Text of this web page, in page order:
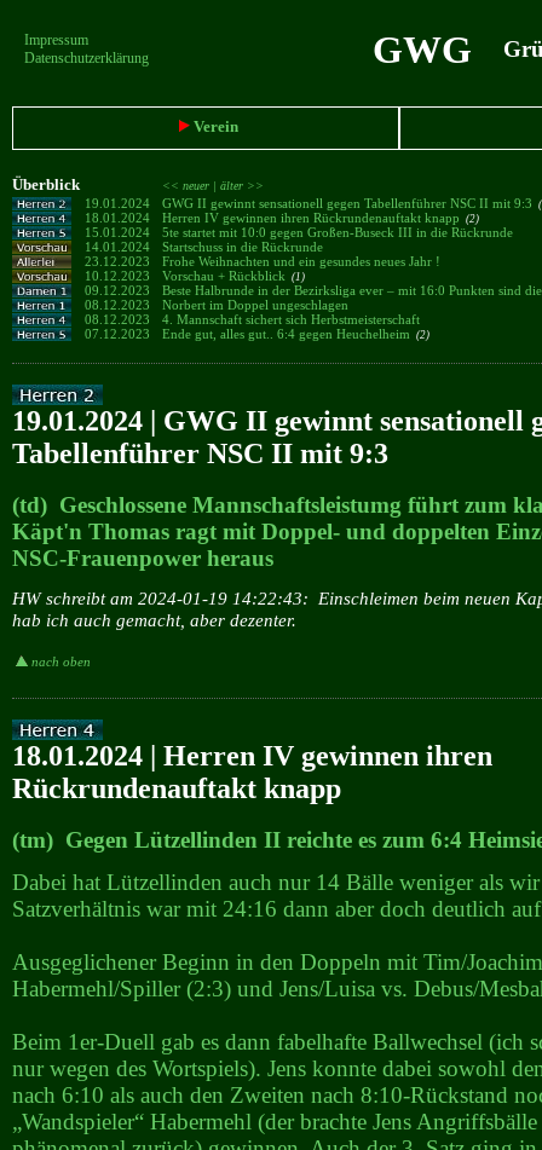
Impressum
Datenschutzerklärung
GWG
Verein
Überblick << neuer | älter >>
19.01.2024
GWG II gewinnt sensationell gegen Tabellenführer NSC II mit 9:3
18.01.2024 Herren IV gewinnen ihren Rückrundenauftakt knapp (2)
15.01.2024
5te startet mit 10:0 gegen Großen-Buseck III in die Rückrunde
14.01.2024
Startschuss in die Rückrunde
23.12.2023
Frohe Weihnachten und ein gesundes neues Jahr !
10.12.2023
Vorschau + Rückblick (1)
09.12.2023
Beste Halbrunde in der Bezirksliga ever – mit 16:0 Punkten sind
08.12.2023
Norbert im Doppel ungeschlagen
08.12.2023
4. Mannschaft sichert sich Herbstmeisterschaft
07.12.2023
Ende gut, alles gut.. 6:4 gegen Heuchelheim (2)
19.01.2024 | GWG II gewinnt sensationell
Tabellenführer NSC II mit 9:3
(td) Geschlossene Mannschaftsleistumg führt zum
Käpt'n Thomas ragt mit Doppel- und doppelten
NSC-Frauenpower heraus
HW schreibt am 2024-01-19 14:22:43: Einschleimen beim neuen
hab ich auch gemacht, aber dezenter.
nach oben
18.01.2024 | Herren IV gewinnen ihren
Rückrundenauftakt knapp
(tm) Gegen Lützellinden II reichte es zum 6:4
Dabei hat Lützellinden auch nur 14 Bälle weniger als
Satzverhältnis war mit 24:16 dann aber doch deutlich
Ausgeglichener Beginn in den Doppeln mit Tim/
Habermehl/Spiller (2:3) und Jens/Luisa vs. Debus/
Beim 1er-Duell gab es dann fabelhafte Ballwechsel (ich
nur wegen des Wortspiels). Jens konnte dabei sowohl
nach 6:10 als auch den Zweiten nach 8:10-Rückstand
„Wandspieler“ Habermehl (der brachte Jens